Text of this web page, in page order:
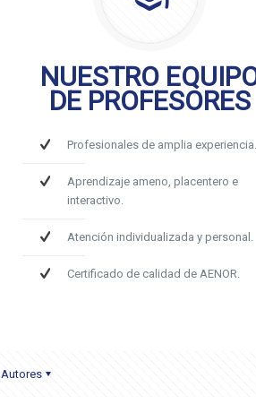
NUESTRO
DE PROFESORES
Profesionales de amplia experiencia.
Aprendizaje ameno, placentero e
interactivo.
Atención individualizada y personal.
Certificado de calidad de AENOR.
Autores